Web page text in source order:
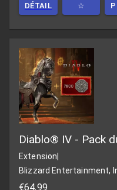
DÉTAIL ☆
Diablo® IV - Pack
Extension|
Blizzard Entertainment,
€64,99